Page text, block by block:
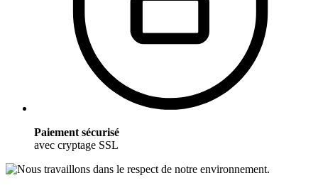
Paiement sécurisé
avec cryptage SSL